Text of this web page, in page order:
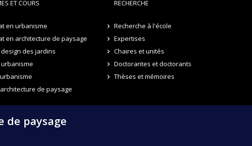
ET COURS
en urbanisme
en architecture de paysage
des jardins
de paysage
RECHERCHE
Recherche à l'école
Expertises
Chaires et unités
Doctorantes et doctorants
Thèses et mémoires
de paysage